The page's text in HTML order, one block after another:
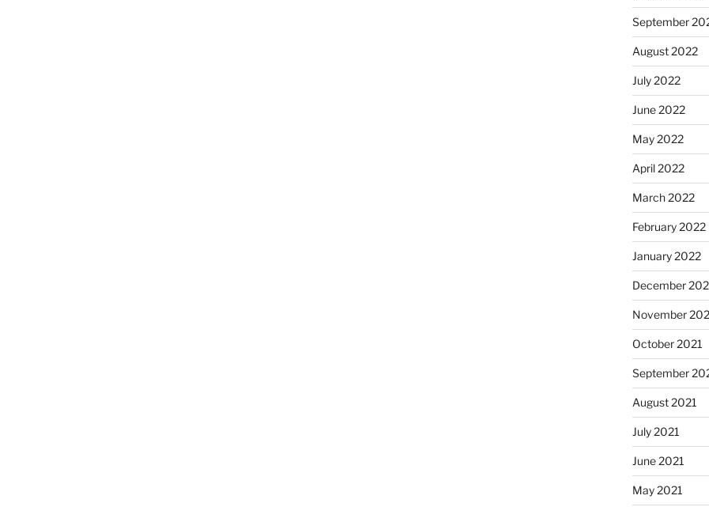
September
August 2022
July 2022
June 2022
May 2022
April 2022
March 2022
February 2022
January 2022
December
November
October 2021
September
August 2021
July 2021
June 2021
May 2021